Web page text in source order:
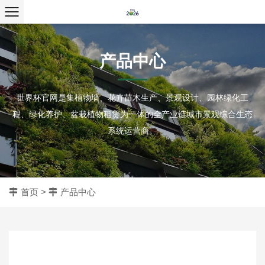
产品中心
世界杯官网是集植物墙、花卉苗木生产、景观设计、园林绿化工
程、绿化养护、盆栽植物租赁为一体的全产业链城市景观综合生态
系统运营商。
首页 > 产品中心